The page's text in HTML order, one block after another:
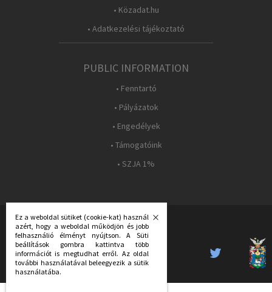
• Közadat.hu
• Adatkezelési tájékoztató
PUBLIC INFORMATION
• Fenntartó
• Pályázatok
• Engedélyek
• Támogatóink
• SZJA 1%
FOLLOW US:
Ez a weboldal sütiket (cookie-kat) használ
azért, hogy a weboldal működjön és jobb
felhasználió élményt nyújtson. A Süti
beállítások gombra kattintva több
információt is megtudhat erről. Az oldal
további használatával beleegyezik a sütik
használatába.